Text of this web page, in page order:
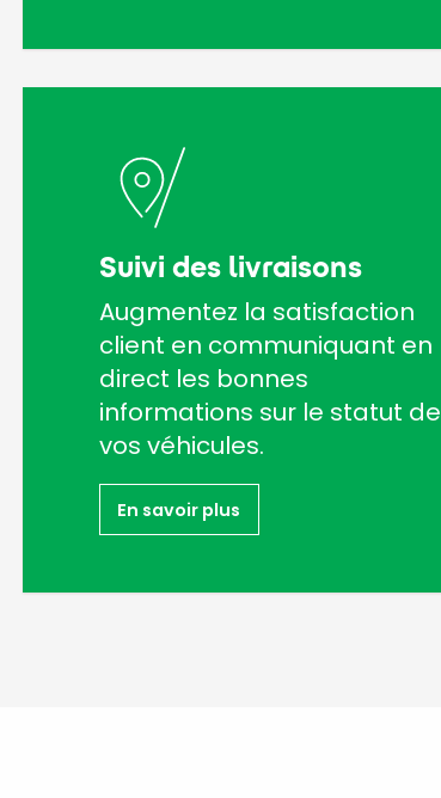
Suivi des livraisons
Augmentez la satisfaction
client en communiquant en
direct les bonnes
informations sur le statut de
vos véhicules.
En savoir plus